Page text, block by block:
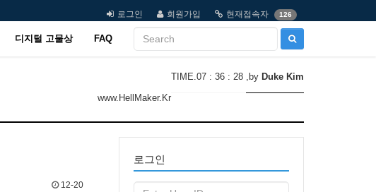
로그인 회원가입 현재접속자 126
디지털 고물상 FAQ
TIME.07 : 36 : 28 ,by Duke Kim
www.HellMaker.Kr
12-20
로그인